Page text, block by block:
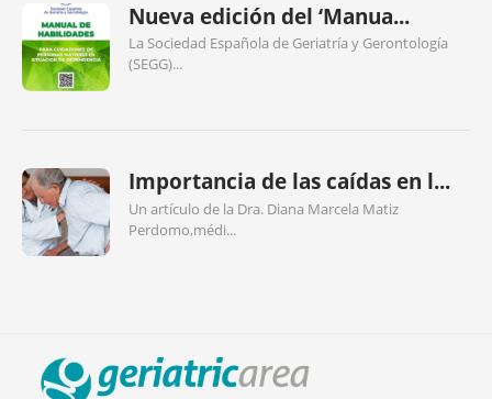
Nueva edición del ‘Manua...
La Sociedad Española de Geriatría y Gerontología
(SEGG)...
Importancia de las caídas en l...
Un artículo de la Dra. Diana Marcela Matiz
Perdomo,médi...